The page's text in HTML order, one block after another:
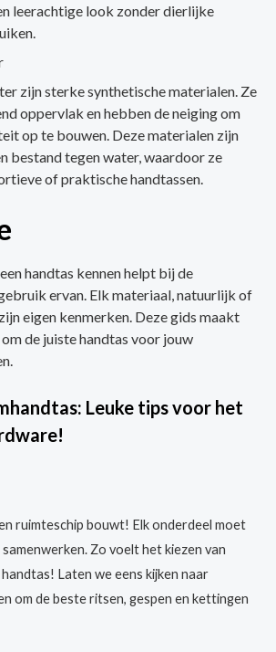
leerachtige look zonder dierlijke
zijn sterke synthetische materialen. Ze
oppervlak en hebben de neiging om
op te bouwen. Deze materialen zijn
bestand tegen water, waardoor ze
of praktische handtassen.
handtas kennen helpt bij de
ervan. Elk materiaal, natuurlijk of
eigen kenmerken. Deze gids maakt
de juiste handtas voor jouw
Leuke tips voor het
ruimteschip bouwt! Elk onderdeel moet
Zo voelt het kiezen van
Laten we eens kijken naar
om de beste ritsen, gespen en kettingen